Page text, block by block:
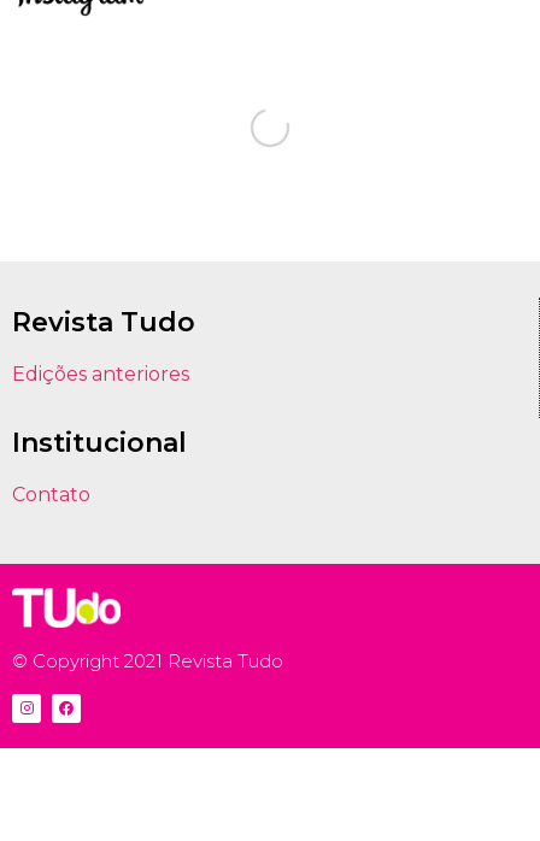
Revista Tudo
Edições anteriores
Institucional
Contato
© Copyright 2021 Revista Tudo